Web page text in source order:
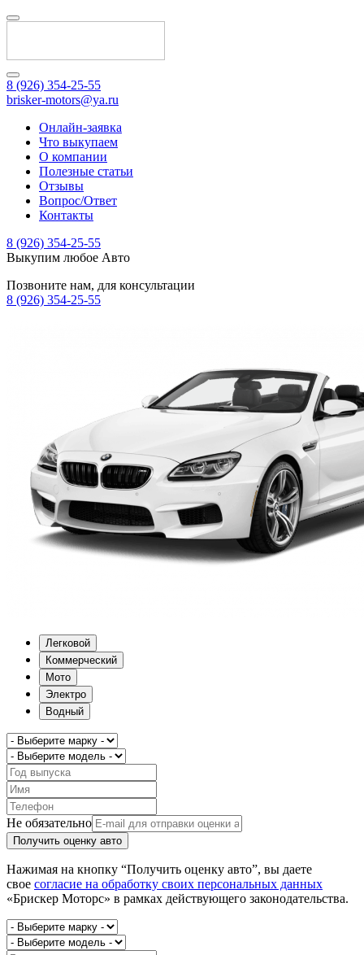
8 (926) 354-25-55
brisker-motors@ya.ru
Онлайн-заявка
Что выкупаем
О компании
Полезные статьи
Отзывы
Вопрос/Ответ
Контакты
8 (926) 354-25-55
Выкупим любое Авто
Позвоните нам, для консультации
8 (926) 354-25-55
Легковой
Коммерческий
Мото
Электро
Водный
Не обязательно
Получить оценку авто
Нажимая на кнопку “Получить оценку авто”, вы даете
свое согласие на обработку своих персональных данных
«Брискер Моторс» в рамках действующего законодательства.